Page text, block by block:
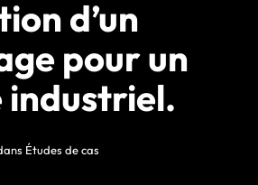
d’un
pour un
industriel.
Études de cas